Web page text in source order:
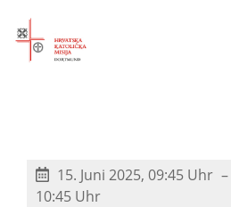
15. Juni 2025, 09:45 Uhr
10:45 Uhr